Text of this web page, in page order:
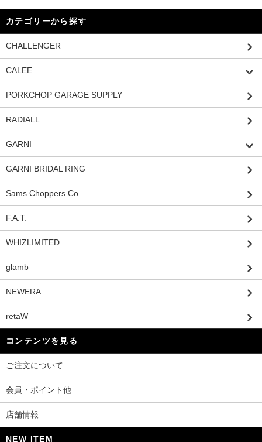
カテゴリーから探す
CHALLENGER
CALEE
PORKCHOP GARAGE SUPPLY
RADIALL
GARNI
GARNI BRIDAL RING
Sams Choppers Co.
F.A.T.
WHIZLIMITED
glamb
NEWERA
retaW
コンテンツを見る
ご注文について
会員・ポイント他
店舗情報
NEW ITEM